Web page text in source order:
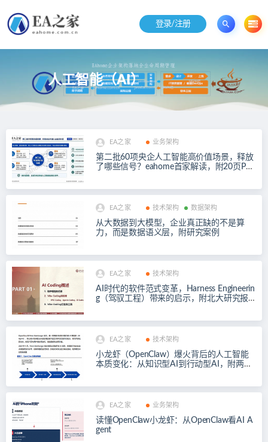
登录/注册
人工智能（AI）
EA之家 业务架构
第二批60项央企人工智能高价值场景，释放
了哪些信号？eahome首家解读，附20页PD
EA之家 技术架构 数据架构
从大数据到大模型，企业真正缺的不是算
力，而是数据语义层，附研究案例
EA之家 技术架构
AI时代的软件范式变革，Harness Engineerin
g（驾驭工程）带来的启示，附北大研究报
EA之家 技术架构
小龙虾（OpenClaw）爆火背后的人工智能
本质变化：从知识型AI到行动型AI，附两份
EA之家 业务架构
读懂OpenClaw小龙虾：从OpenClaw看AI A
gent